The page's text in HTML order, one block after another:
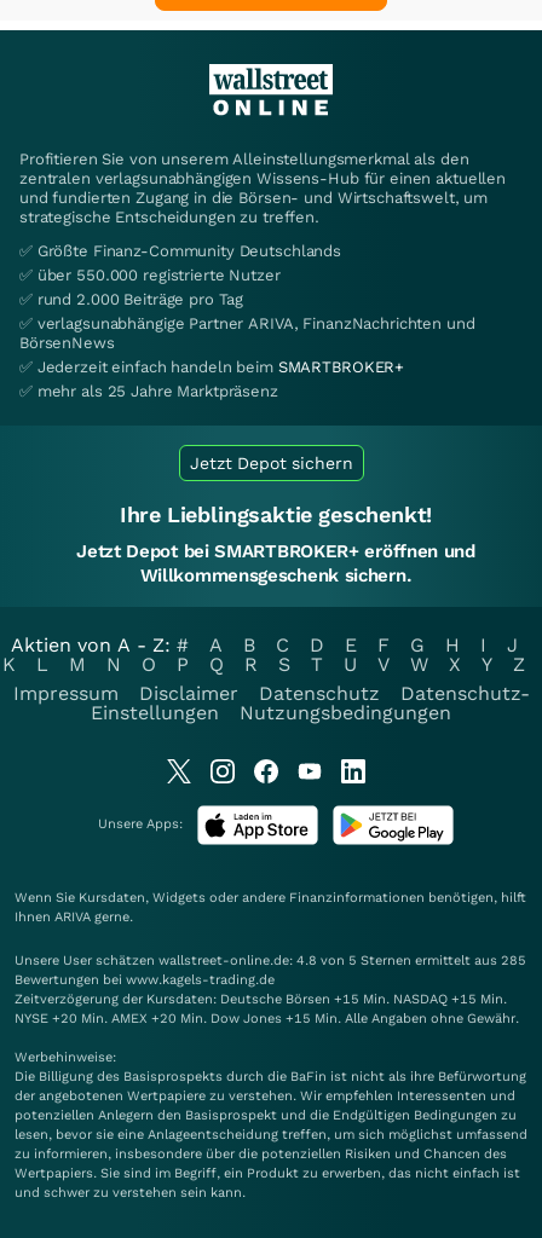
Profitieren Sie von unserem Alleinstellungsmerkmal als den
zentralen verlagsunabhängigen Wissens-Hub für einen aktuellen
und fundierten Zugang in die Börsen- und Wirtschaftswelt, um
strategische Entscheidungen zu treffen.
✅ Größte Finanz-Community Deutschlands
✅ über 550.000 registrierte Nutzer
✅ rund 2.000 Beiträge pro Tag
✅ verlagsunabhängige Partner ARIVA, FinanzNachrichten und
BörsenNews
✅ Jederzeit einfach handeln beim SMARTBROKER+
✅ mehr als 25 Jahre Marktpräsenz
Jetzt Depot sichern
Ihre Lieblingsaktie geschenkt!
Jetzt Depot bei SMARTBROKER+ eröffnen und
Willkommensgeschenk sichern.
Aktien von A - Z: # A B C D E F G H I
J
K
L M N O P Q R S T U V W X Y
Z
Impressum
Disclaimer Datenschutz
Datenschutz-
Einstellungen
Nutzungsbedingungen
Unsere Apps:
Wenn Sie Kursdaten, Widgets oder andere Finanzinformationen benötigen, hilft
Ihnen ARIVA gerne.
Unsere User schätzen wallstreet-online.de: 4.8 von 5 Sternen ermittelt aus 285
Bewertungen bei www.kagels-trading.de
Zeitverzögerung der Kursdaten: Deutsche Börsen +15 Min. NASDAQ +15 Min.
NYSE +20 Min. AMEX +20 Min. Dow Jones +15 Min. Alle Angaben ohne Gewähr.
Werbehinweise:
Die Billigung des Basisprospekts durch die BaFin ist nicht als ihre Befürwortung
der angebotenen Wertpapiere zu verstehen. Wir empfehlen Interessenten und
potenziellen Anlegern den Basisprospekt und die Endgültigen Bedingungen zu
lesen, bevor sie eine Anlageentscheidung treffen, um sich möglichst umfassend
zu informieren, insbesondere über die potenziellen Risiken und Chancen des
Wertpapiers. Sie sind im Begriff, ein Produkt zu erwerben, das nicht einfach ist
und schwer zu verstehen sein kann.